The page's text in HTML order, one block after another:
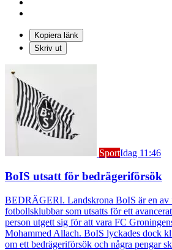
Kopiera länk
Skriv ut
SportIdag 11:46
BoIS utsatt för bedrägeriförsök
BEDRÄGERI. Landskrona BoIS är en av
fotbollsklubbar som utsatts för ett
person utgett sig för att vara FC
Mohammed Allach. BoIS lyckades dock
om ett bedrägeriförsök och några pengar